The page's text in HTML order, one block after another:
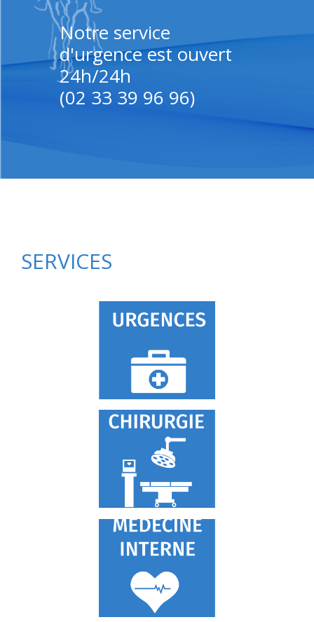
Notre service
d'urgence est ouvert
24h/24h
(02 33 39 96 96)
SERVICES